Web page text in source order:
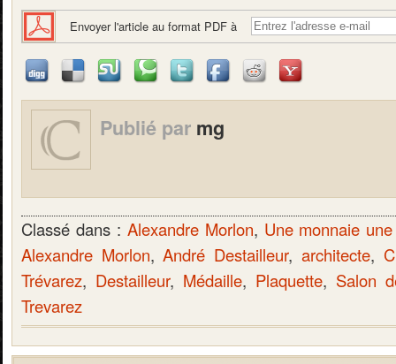
Envoyer l'article au format PDF à
Publié par mg
Classé dans : Alexandre Morlon, Une monnaie
Alexandre Morlon,André Destailleur, architecte,
Trévarez, Destailleur, Médaille, Plaquette, Salon
Trevarez